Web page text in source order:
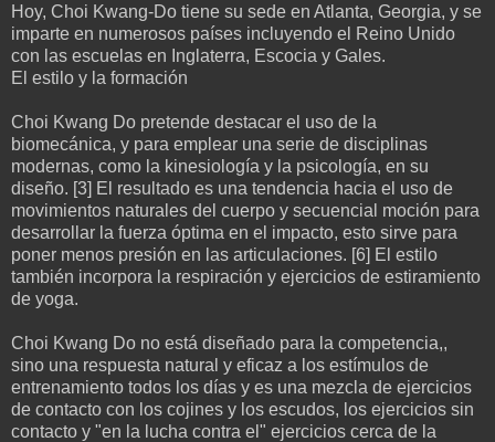
Hoy, Choi Kwang-Do tiene su sede en Atlanta, Georgia, y se
imparte en numerosos países incluyendo el Reino Unido
con las escuelas en Inglaterra, Escocia y Gales.
El estilo y la formación
Choi Kwang Do pretende destacar el uso de la
biomecánica, y para emplear una serie de disciplinas
modernas, como la kinesiología y la psicología, en su
diseño. [3] El resultado es una tendencia hacia el uso de
movimientos naturales del cuerpo y secuencial moción para
desarrollar la fuerza óptima en el impacto, esto sirve para
poner menos presión en las articulaciones. [6] El estilo
también incorpora la respiración y ejercicios de estiramiento
de yoga.
Choi Kwang Do no está diseñado para la competencia,,
sino una respuesta natural y eficaz a los estímulos de
entrenamiento todos los días y es una mezcla de ejercicios
de contacto con los cojines y los escudos, los ejercicios sin
contacto y "en la lucha contra el" ejercicios cerca de la